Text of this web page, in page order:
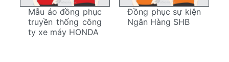
Mẫu áo đồng phục
truyền thống công
ty xe máy HONDA
Đồng phục sự kiện
Ngân Hàng SHB